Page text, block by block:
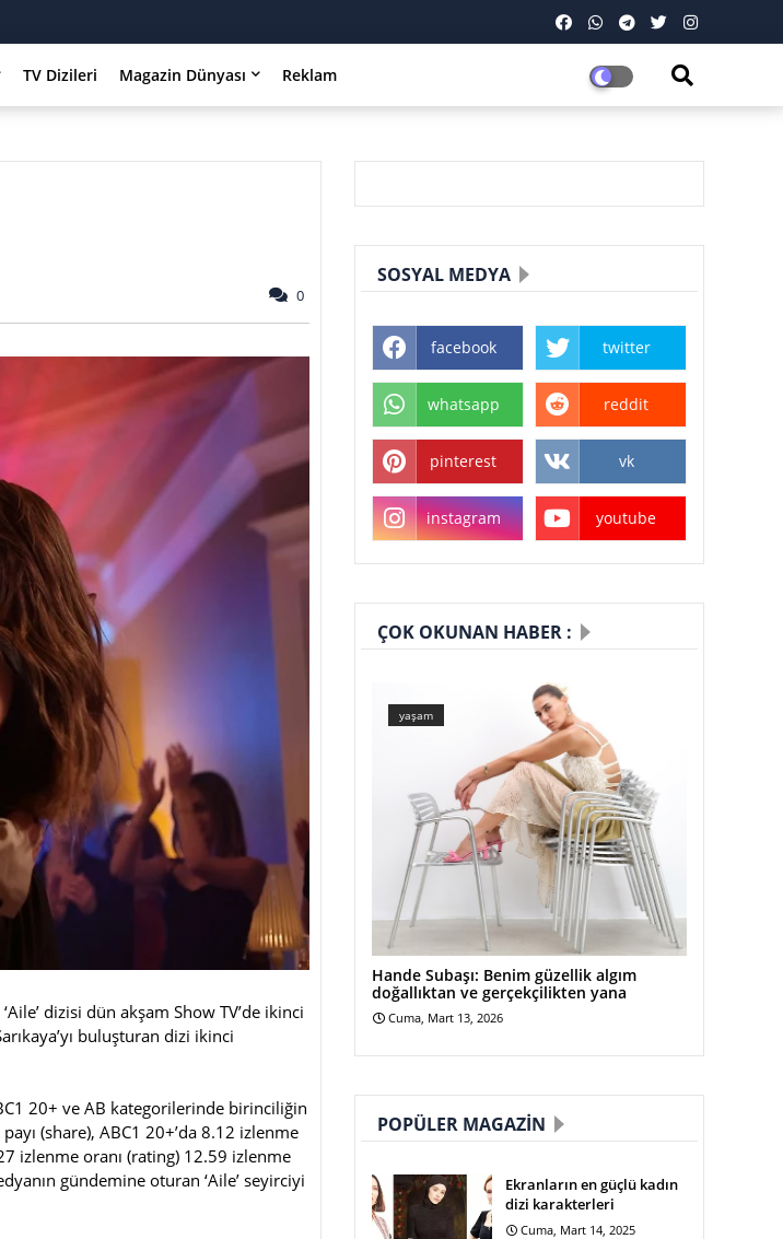
TV Dizileri Magazin Dünyası Reklam
0
dizisi dün akşam Show TV’de ikinci
buluşturan dizi ikinci
20+ ve AB kategorilerinde birinciliğin
(share), ABC1 20+’da 8.12 izlenme
izlenme oranı (rating) 12.59 izlenme
gündemine oturan ‘Aile’ seyirciyi
SOSYAL MEDYA
facebook twitter
whatsapp reddit
pinterest vk
instagram youtube
ÇOK OKUNAN HABER :
yaşam
Hande Subaşı: Benim güzellik algım
doğallıktan ve gerçekçilikten yana
Cuma, Mart 13, 2026
POPÜLER MAGAZIN
Ekranların en güçlü kadın
dizi karakterleri
Cuma, Mart 14, 2025